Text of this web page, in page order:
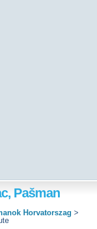
Pašman
Horvatorszag >